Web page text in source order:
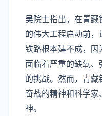
吴院士指出，在青
的伟大工程启动前
铁路根本建不成，因
面临着严重的缺氧
的挑战。然而，青
奋战的精神和科学
神。